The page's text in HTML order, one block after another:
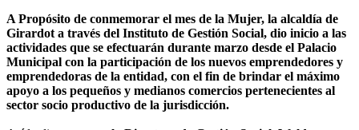
A Propósito de conmemorar el mes de la Mujer, la alcaldía de
Girardot a través del Instituto de Gestión Social, dio inicio a las
actividades que se efectuarán durante marzo desde el Palacio
Municipal con la participación de los nuevos emprendedores y
emprendedoras de la entidad, con el fin de brindar el máximo
apoyo a los pequeños y medianos comercios pertenecientes al
sector socio productivo de la jurisdicción.